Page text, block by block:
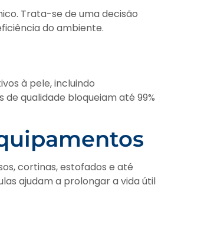
Trata-se de uma decisão
do ambiente.
à pele, incluindo
qualidade bloqueiam até 99%
cortinas, estofados e até
ajudam a prolongar a vida útil